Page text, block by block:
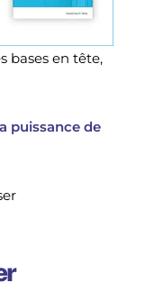
bases en tête,
puissance de